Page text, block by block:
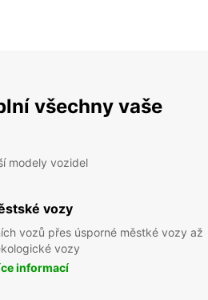
všechny vaše
modely vozidel
vozy
vozů přes úsporné městké vozy až
vozy
informací